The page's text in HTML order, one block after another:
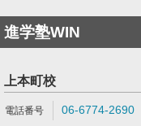
進学塾WIN
上本町校
06-6774-2690